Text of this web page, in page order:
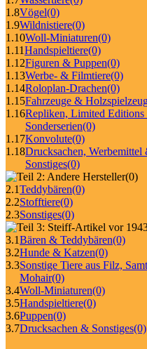
1.8Vögel(0)
1.9Wildnistiere(0)
1.10Woll-Miniaturen(0)
1.11Handspieltiere(0)
1.12Figuren & Puppen(0)
1.13Werbe- & Filmtiere(0)
1.14Roloplan-Drachen(0)
1.15Fahrzeuge &
1.16Repliken, Limited
Sonderserien(0)
1.17Konvolute(0)
1.18Drucksachen, Werbemittel
Sonstiges(0)
(0)
2.1Teddybären(0)
2.2Stofftiere(0)
2.3Sonstiges(0)
3.1Bären & Teddybären(0)
3.2Hunde & Katzen(0)
3.3Sonstige Tiere aus Filz,
Mohair(0)
3.4Woll-Miniaturen(0)
3.5Handspieltiere(0)
3.6Puppen(0)
3.7Drucksachen & Sonstiges(0)